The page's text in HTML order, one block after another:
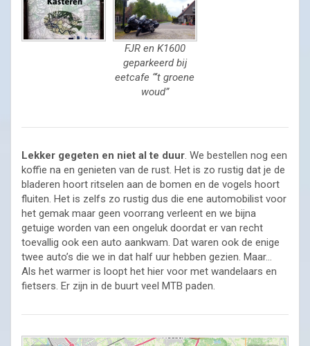
FJR en K1600
geparkeerd bij
eetcafe “‘t groene
woud”
Lekker gegeten en niet al te duur. We bestellen nog een
koffie na en genieten van de rust. Het is zo rustig dat je de
bladeren hoort ritselen aan de bomen en de vogels hoort
fluiten. Het is zelfs zo rustig dus die ene automobilist voor
het gemak maar geen voorrang verleent en we bijna
getuige worden van een ongeluk doordat er van recht
toevallig ook een auto aankwam. Dat waren ook de enige
twee auto’s die we in dat half uur hebben gezien. Maar…
Als het warmer is loopt het hier voor met wandelaars en
fietsers. Er zijn in de buurt veel MTB paden.